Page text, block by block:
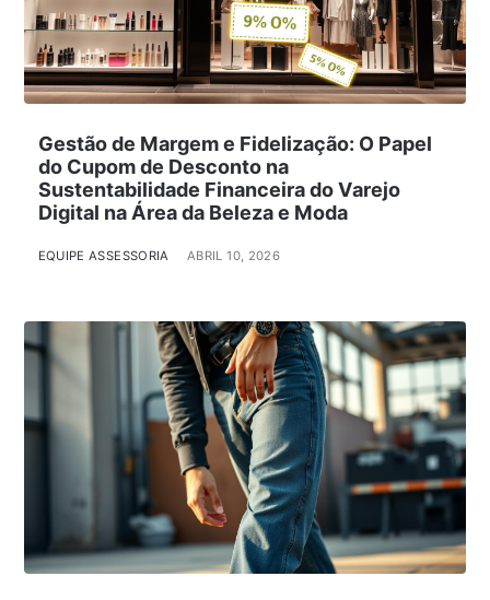
Gestão de Margem e Fidelização: O Papel
do Cupom de Desconto na
Sustentabilidade Financeira do Varejo
Digital na Área da Beleza e Moda
EQUIPE ASSESSORIA ABRIL 10, 2026